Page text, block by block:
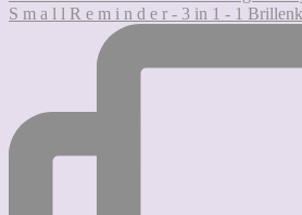
S m a l l R e m i n d e r - 3 in 1 - 1